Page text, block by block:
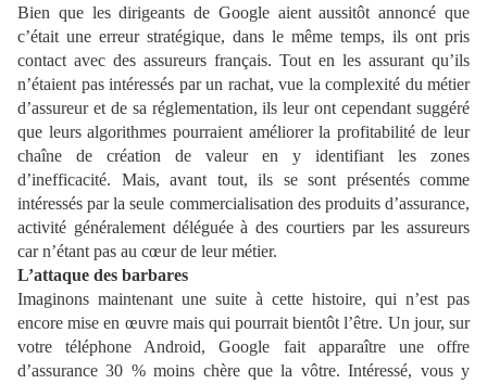
Bien que les dirigeants de Google aient aussitôt annoncé que
c’était une erreur stratégique, dans le même temps, ils ont pris
contact avec des assureurs français. Tout en les assurant qu’ils
n’étaient pas intéressés par un rachat, vue la complexité du métier
d’assureur et de sa réglementation, ils leur ont cependant suggéré
que leurs algorithmes pourraient améliorer la profitabilité de leur
chaîne de création de valeur en y identifiant les zones
d’inefficacité. Mais, avant tout, ils se sont présentés comme
intéressés par la seule commercialisation des produits d’assurance,
activité généralement déléguée à des courtiers par les assureurs
car n’étant pas au cœur de leur métier.
L’attaque des barbares
Imaginons maintenant une suite à cette histoire, qui n’est pas
encore mise en œuvre mais qui pourrait bientôt l’être. Un jour, sur
votre téléphone Android, Google fait apparaître une offre
d’assurance 30 % moins chère que la vôtre. Intéressé, vous y